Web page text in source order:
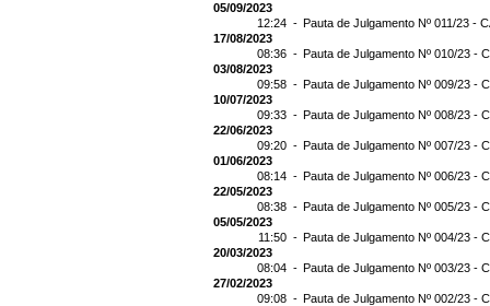
05/09/2023
12:24 - Pauta de Julgamento Nº 011/23 -
17/08/2023
08:36 - Pauta de Julgamento Nº 010/23 -
03/08/2023
09:58 - Pauta de Julgamento Nº 009/23 -
10/07/2023
09:33 - Pauta de Julgamento Nº 008/23 -
22/06/2023
09:20 - Pauta de Julgamento Nº 007/23 -
01/06/2023
08:14 - Pauta de Julgamento Nº 006/23 -
22/05/2023
08:38 - Pauta de Julgamento Nº 005/23 -
05/05/2023
11:50 - Pauta de Julgamento Nº 004/23 -
20/03/2023
08:04 - Pauta de Julgamento Nº 003/23 -
27/02/2023
09:08 - Pauta de Julgamento Nº 002/23 -